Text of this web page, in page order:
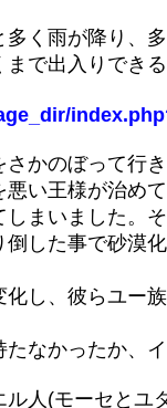
く雨が降り、
で出入りでき
かのぼって行
悪い王様が治め
まいました。
した事で砂漠
し、彼らユー
なかったか、
人(モーセと